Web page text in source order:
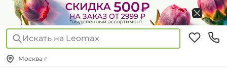
Искать на Leomax
Москва г